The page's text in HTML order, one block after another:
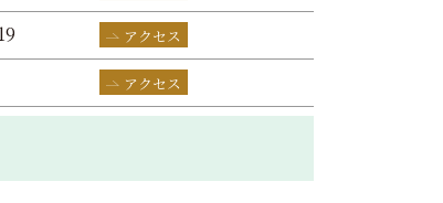
アクセス
アクセス